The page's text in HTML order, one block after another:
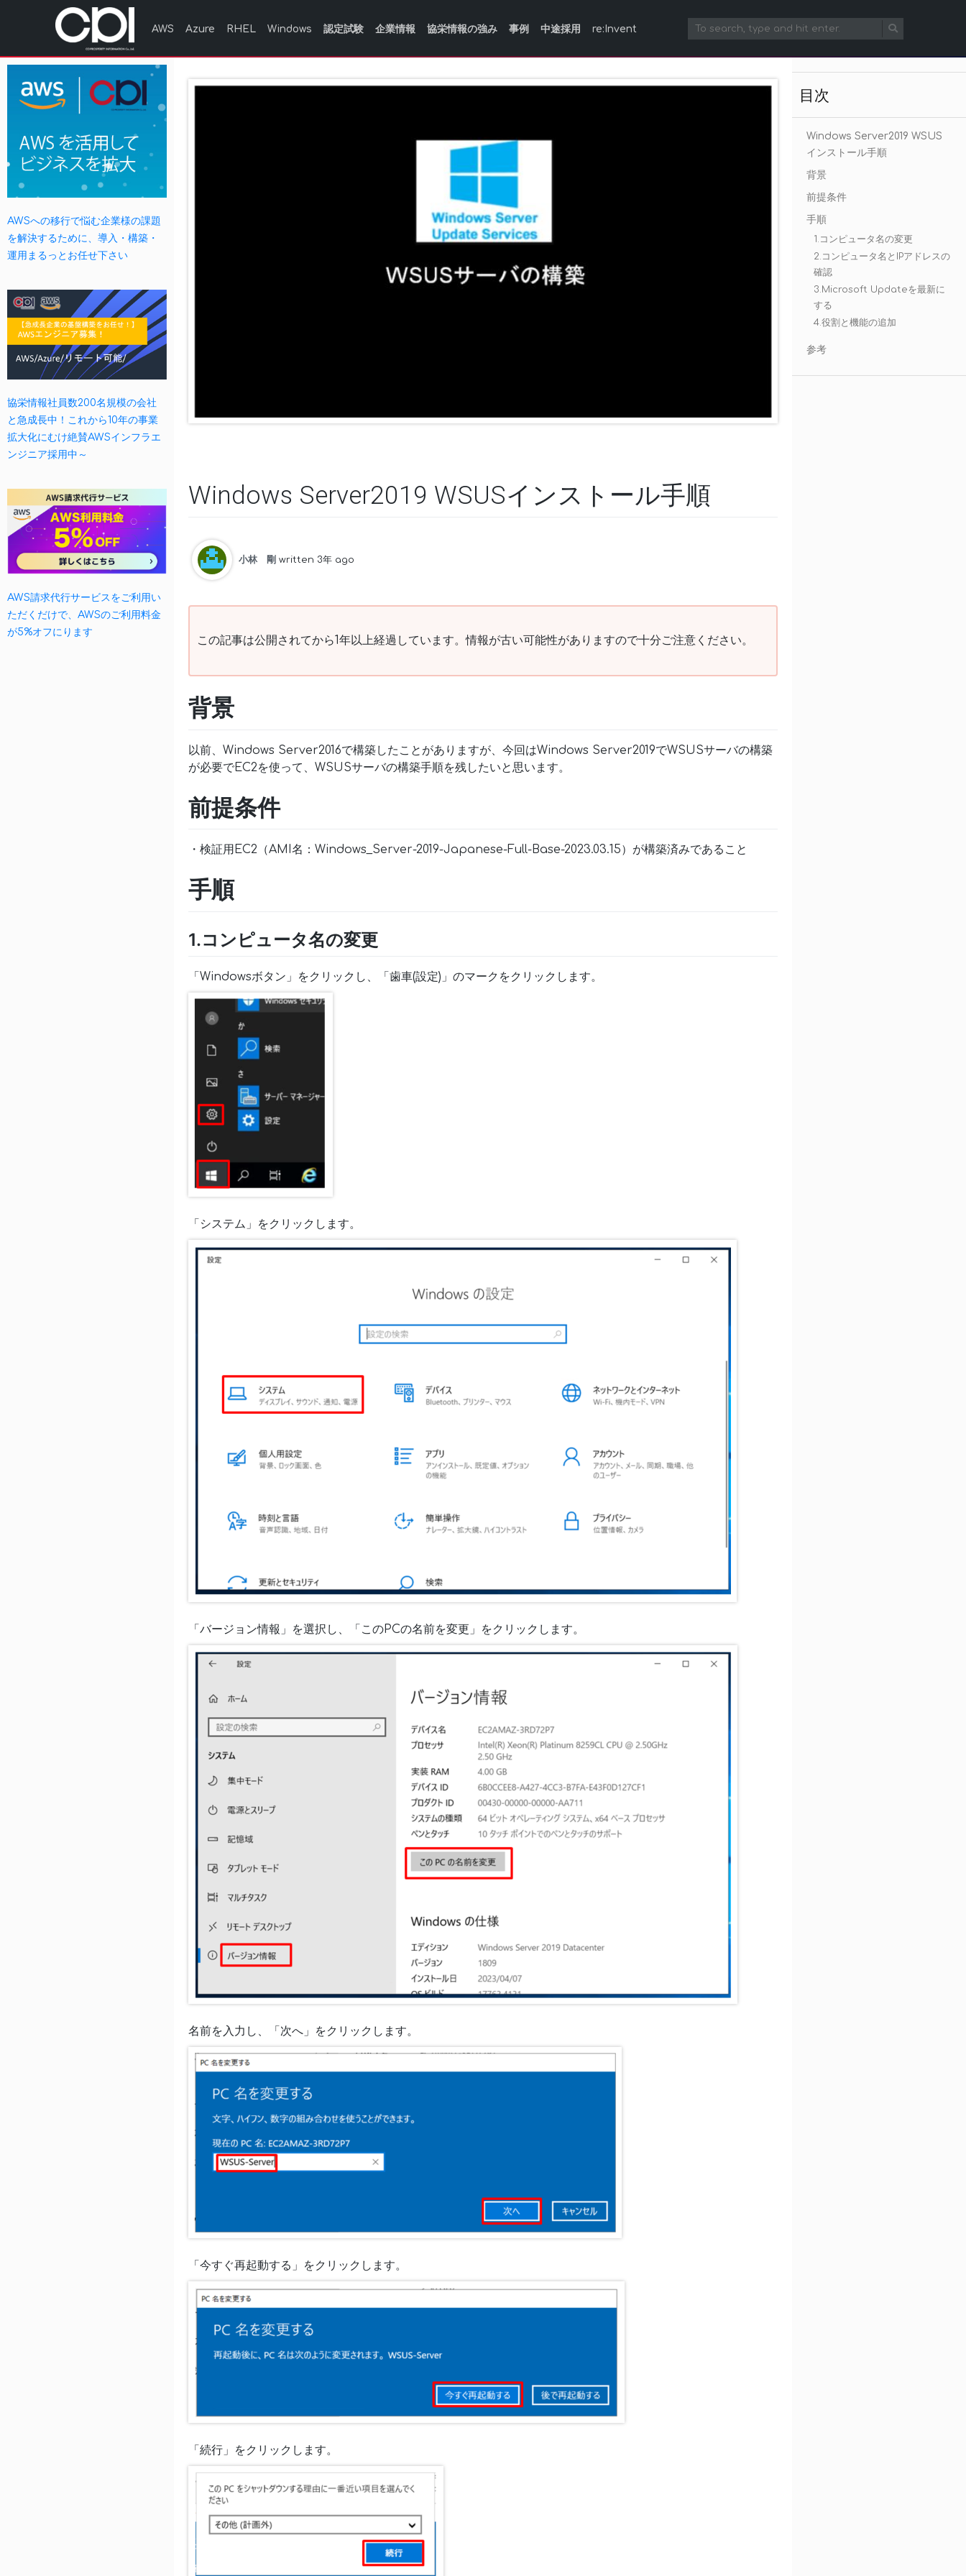
AWS Azure RHEL Windows 認定試験 企業情報 協栄情報の強み 事例 中途採用 re:Invent
AWSへの移行で悩む企業様の課題
を解決するために、導入・構築・
運用まるっとお任せ下さい
協栄情報社員数200名規模の会社
と急成長中！これから10年の事業
拡大化にむけ絶賛AWSインフラエ
ンジニア採用中～
AWS請求代行サービスをご利用い
ただくだけで、AWSのご利用料金
が5%オフにります
Windows Server2019 WSUSインストール手順
小林 剛 written 3年 ago
この記事は公開されてから1年以上経過しています。情報が古い可能性がありますので十分ご注意ください。
背景
以前、Windows Server2016で構築したことがありますが、今回はWindows Server2019でWSUSサーバの構築
が必要でEC2を使って、WSUSサーバの構築手順を残したいと思います。
前提条件
・検証用EC2（AMI名：Windows_Server-2019-Japanese-Full-Base-2023.03.15）が構築済みであること
手順
1.コンピュータ名の変更
「Windowsボタン」をクリックし、「歯車(設定)」のマークをクリックします。
「システム」をクリックします。
「バージョン情報」を選択し、「このPCの名前を変更」をクリックします。
名前を入力し、「次へ」をクリックします。
「今すぐ再起動する」をクリックします。
「続行」をクリックします。
目次
Windows Server2019 WSUS
インストール手順
背景
前提条件
手順
1.コンピュータ名の変更
2.コンピュータ名とIPアドレスの
確認
3.Microsoft Updateを最新に
する
4.役割と機能の追加
参考